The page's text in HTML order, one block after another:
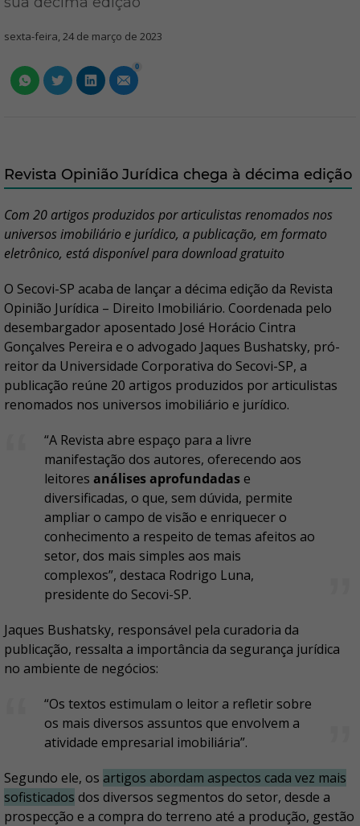
sexta-feira, 24 de março de 2023
0
Revista Opinião Jurídica chega à décima edição
Com 20 artigos produzidos por articulistas renomados nos
universos imobiliário e jurídico, a publicação, em formato
eletrônico, está disponível para download gratuito
O Secovi-SP acaba de lançar a décima edição da Revista
Opinião Jurídica – Direito Imobiliário. Coordenada pelo
desembargador aposentado José Horácio Cintra
Gonçalves Pereira e o advogado Jaques Bushatsky, pró-
reitor da Universidade Corporativa do Secovi-SP, a
publicação reúne 20 artigos produzidos por articulistas
renomados nos universos imobiliário e jurídico.
“A Revista abre espaço para a livre
manifestação dos autores, oferecendo aos
leitores análises aprofundadase
diversificadas, o que, sem dúvida, permite
ampliar o campo de visão e enriquecer o
conhecimento a respeito de temas afeitos ao
setor, dos mais simples aos mais
complexos”, destaca Rodrigo Luna,
presidente do Secovi-SP.
Jaques Bushatsky, responsável pela curadoria da
publicação, ressalta a importância da segurança jurídica
no ambiente de negócios:
“Os textos estimulam o leitor a refletir sobre
os mais diversos assuntos que envolvem a
atividade empresarial imobiliária”.
Segundo ele, os artigos abordam aspectos cada vez mais
sofisticados dos diversos segmentos do setor, desde a
prospecção e a compra do terreno até a produção, gestão